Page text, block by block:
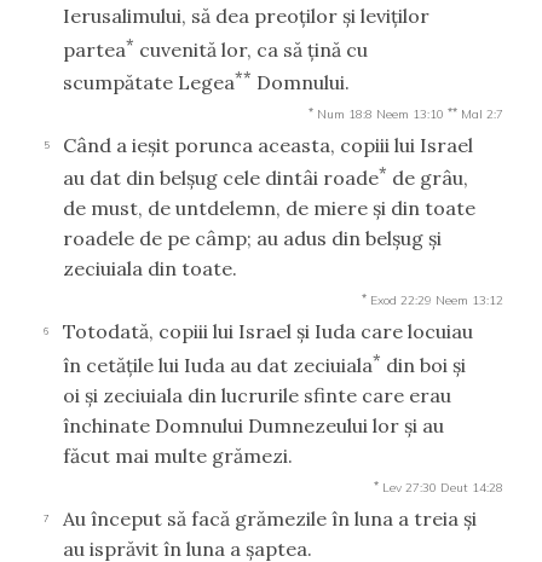
Ierusalimului, să dea preoţilor şi leviţilor
partea* cuvenită lor, ca să ţină cu
scumpătate Legea** Domnului.
* Num 18:8 Neem 13:10 ** Mal 2:7
5
Când a ieşit porunca aceasta, copiii lui Israel
au dat din belşug cele dintâi roade* de grâu,
de must, de untdelemn, de miere şi din toate
roadele de pe câmp; au adus din belşug şi
zeciuiala din toate.
* Exod 22:29 Neem 13:12
6
Totodată, copiii lui Israel şi Iuda care locuiau
în cetăţile lui Iuda au dat zeciuiala* din boi şi
oi şi zeciuiala din lucrurile sfinte care erau
închinate Domnului Dumnezeului lor şi au
făcut mai multe grămezi.
* Lev 27:30 Deut 14:28
7
Au început să facă grămezile în luna a treia şi
au isprăvit în luna a şaptea.